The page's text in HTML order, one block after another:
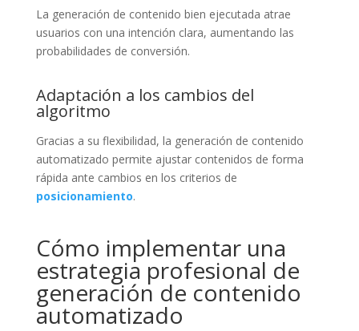
La generación de contenido bien ejecutada atrae
usuarios con una intención clara, aumentando las
probabilidades de conversión.
Adaptación a los cambios del
algoritmo
Gracias a su flexibilidad, la generación de contenido
automatizado permite ajustar contenidos de forma
rápida ante cambios en los criterios de
posicionamiento.
Cómo implementar una
estrategia profesional de
generación de contenido
automatizado